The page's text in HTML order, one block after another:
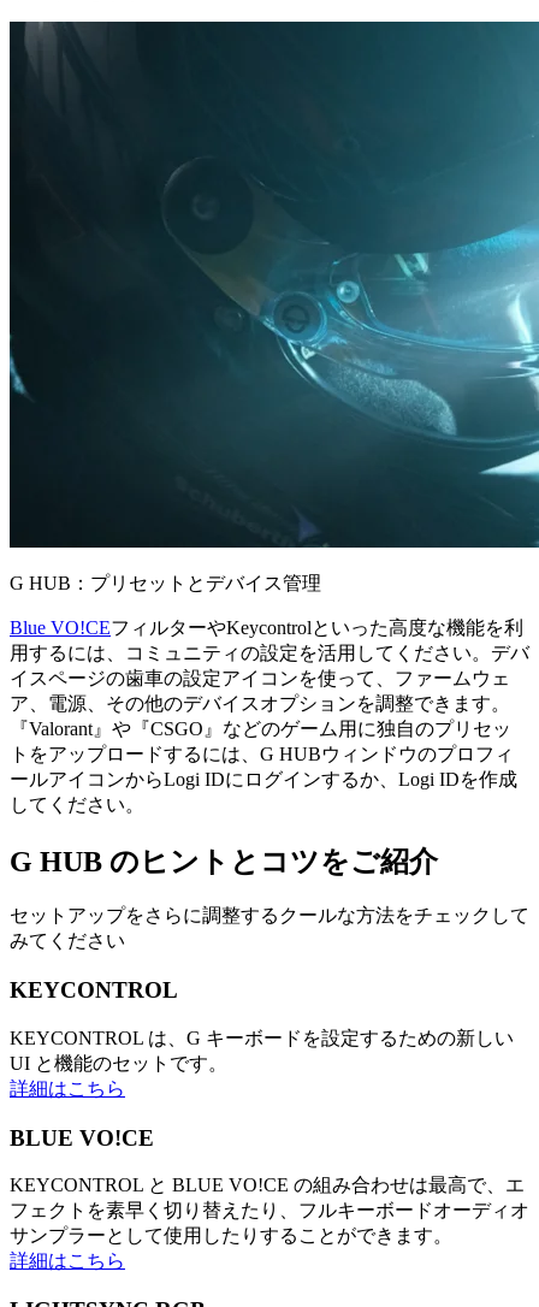
G HUB：プリセットとデバイス管理
Blue VO!CEフィルターやKeycontrolといった高度な機能を利
用するには、コミュニティの設定を活用してください。デバ
イスページの歯車の設定アイコンを使って、ファームウェ
ア、電源、その他のデバイスオプションを調整できます。
『Valorant』や『CSGO』などのゲーム用に独自のプリセッ
トをアップロードするには、G HUBウィンドウのプロフィ
ールアイコンからLogi IDにログインするか、Logi IDを作成
してください。
G HUB のヒントとコツをご紹介
セットアップをさらに調整するクールな方法をチェックして
みてください
KEYCONTROL
KEYCONTROL は、G キーボードを設定するための新しい
UI と機能のセットです。
詳細はこちら
BLUE VO!CE
KEYCONTROL と BLUE VO!CE の組み合わせは最高で、エ
フェクトを素早く切り替えたり、フルキーボードオーディオ
サンプラーとして使用したりすることができます。
詳細はこちら